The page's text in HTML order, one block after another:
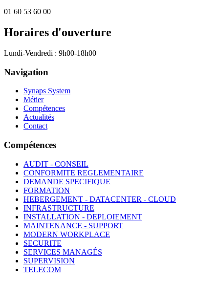
01 60 53 60 00
Horaires d'ouverture
Lundi-Vendredi : 9h00-18h00
Navigation
Synaps System
Métier
Compétences
Actualités
Contact
Compétences
AUDIT - CONSEIL
CONFORMITE REGLEMENTAIRE
DEMANDE SPECIFIQUE
FORMATION
HEBERGEMENT - DATACENTER - CLOUD
INFRASTRUCTURE
INSTALLATION - DEPLOIEMENT
MAINTENANCE - SUPPORT
MODERN WORKPLACE
SECURITE
SERVICES MANAGÉS
SUPERVISION
TELECOM